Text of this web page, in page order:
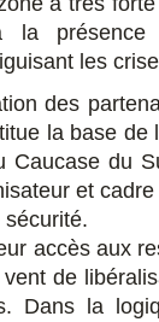
présence
les
des
la base
Caucase du
et
accès aux
de
Dans la